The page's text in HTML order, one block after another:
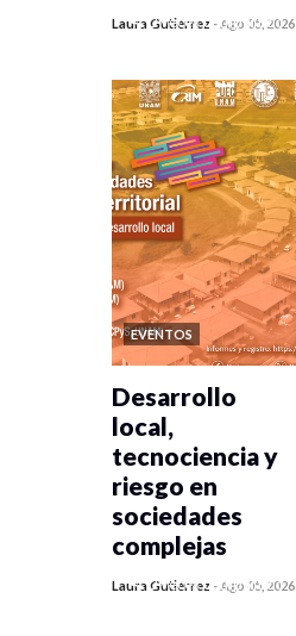
0 veces compartido
Laura Gutiérrez -Ago 05, 2026
EVENTOS
0 veces compartido
Desarrollo
local,
tecnociencia y
riesgo en
sociedades
complejas
Laura Gutiérrez -Ago 05, 2026